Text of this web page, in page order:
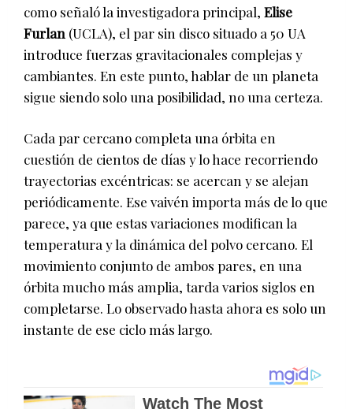
como señaló la investigadora principal, Elise
Furlan (UCLA), el par sin disco situado a 50 UA
introduce fuerzas gravitacionales complejas y
cambiantes. En este punto, hablar de un planeta
sigue siendo solo una posibilidad, no una certeza.
Cada par cercano completa una órbita en
cuestión de cientos de días y lo hace recorriendo
trayectorias excéntricas: se acercan y se alejan
periódicamente. Ese vaivén importa más de lo que
parece, ya que estas variaciones modifican la
temperatura y la dinámica del polvo cercano. El
movimiento conjunto de ambos pares, en una
órbita mucho más amplia, tarda varios siglos en
completarse. Lo observado hasta ahora es solo un
instante de ese ciclo más largo.